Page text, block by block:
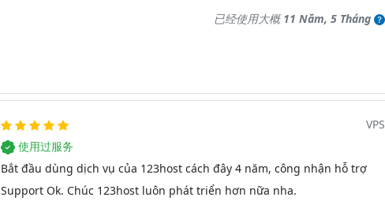
已经使用大概11 Năm, 5 Tháng
VPS
使用过服务
Bắt đầu dùng dịch vụ của 123host cách đây 4 năm, công nhận hỗ trợ
Support Ok. Chúc 123host luôn phát triển hơn nữa nha.